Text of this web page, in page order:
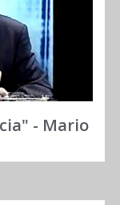
- Mario